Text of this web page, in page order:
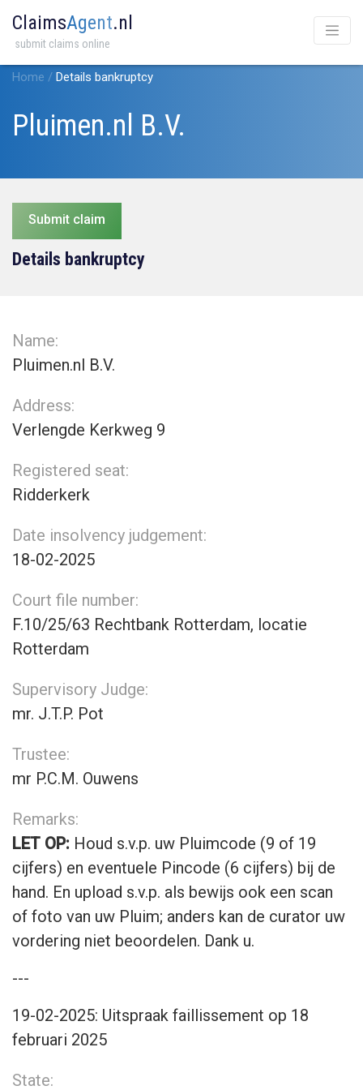
ClaimsAgent.nl
submit claims online
Home / Details bankruptcy
Pluimen.nl B.V.
Submit claim
Details bankruptcy
Name:
Pluimen.nl B.V.
Address:
Verlengde Kerkweg 9
Registered seat:
Ridderkerk
Date insolvency judgement:
18-02-2025
Court file number:
F.10/25/63 Rechtbank Rotterdam, locatie
Rotterdam
Supervisory Judge:
mr. J.T.P. Pot
Trustee:
mr P.C.M. Ouwens
Remarks:
LET OP: Houd s.v.p. uw Pluimcode (9 of 19
cijfers) en eventuele Pincode (6 cijfers) bij de
hand. En upload s.v.p. als bewijs ook een scan
of foto van uw Pluim; anders kan de curator uw
vordering niet beoordelen. Dank u.
---
19-02-2025: Uitspraak faillissement op 18
februari 2025
State: